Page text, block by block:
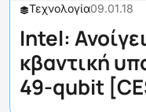
Τεχνολογία09.01.18
Intel:
κβαντική
49-qubit